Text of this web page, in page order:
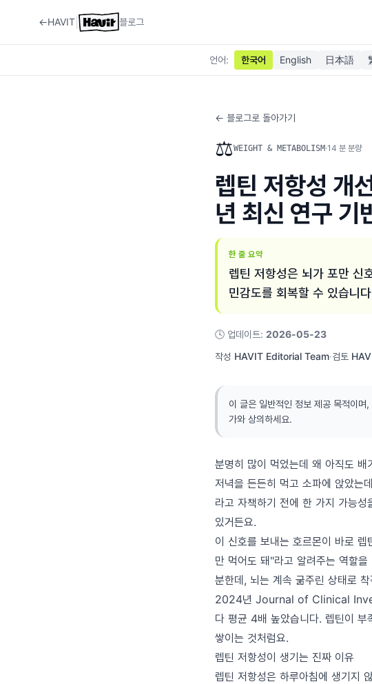
←HAVIT 블로그
언어: 한국어 English 日本語
← 블로그로 돌아가기
⚖️WEIGHT & METABOLISM·14 분 분량
렙틴 저항성 개
년 최신 연구 기
한 줄 요약
렙틴 저항성은 뇌가 포만 신
민감도를 회복할 수 있습니
🕓 업데이트: 2026-05-23
작성 HAVIT Editorial Team·검토
이 글은 일반적인 정보 제공 목적이며
가와 상의하세요.
분명히 많이 먹었는데 왜 아직도 배
저녁을 든든히 먹고 소파에 앉았는
라고 자책하기 전에 한 가지 가능
있거든요.
이 신호를 보내는 호르몬이 바로
만 먹어도 돼"라고 알려주는 역할
분한데, 뇌는 계속 굶주린 상태로 착
2024년 Journal of Clinical
다 평균 4배 높았습니다. 렙틴이
쌓이는 것처럼요.
렙틴 저항성이 생기는 진짜 이유
렙틴 저항성은 하루아침에 생기지